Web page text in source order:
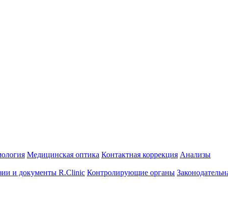
Медицинская оптика Контактная коррекция Анализы
и документы R.Clinic Контролирующие органы